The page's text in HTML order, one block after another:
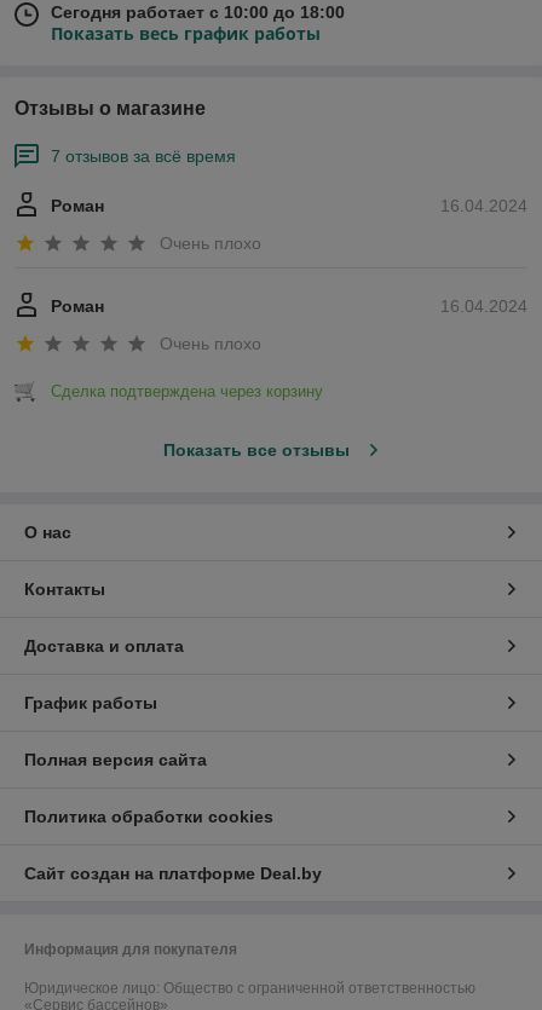
Сегодня работает с 10:00 до 18:00
Показать весь график работы
Отзывы о магазине
7 отзывов за всё время
16.04.2024
Роман
Очень плохо
16.04.2024
Роман
Очень плохо
Сделка подтверждена через корзину
Показать все отзывы
О нас
Контакты
Доставка и оплата
График работы
Полная версия сайта
Политика обработки cookies
Сайт создан на платформе Deal.by
Информация для покупателя
Юридическое лицо: Общество с ограниченной ответственностью
«Сервис бассейнов»